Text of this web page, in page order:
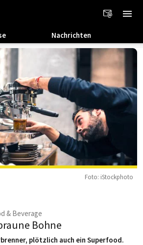
Nachrichten
Foto: iStockphoto
& Beverage
Bohne
plötzlich auch ein Superfood.